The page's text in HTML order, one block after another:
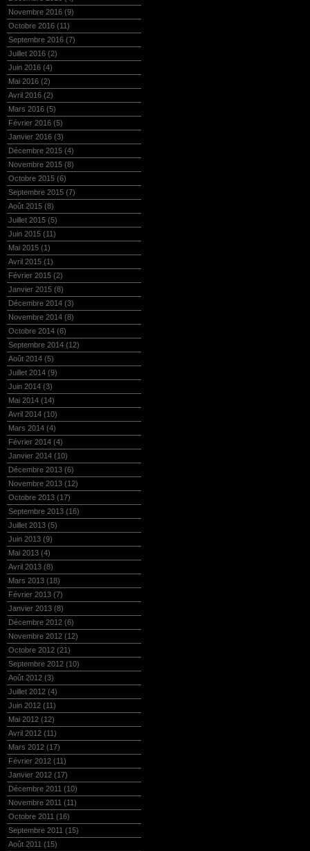
Novembre 2016 (9)
Octobre 2016 (11)
Septembre 2016 (7)
Juillet 2016 (2)
Juin 2016 (4)
Mai 2016 (2)
Avril 2016 (2)
Mars 2016 (5)
Février 2016 (5)
Janvier 2016 (3)
Décembre 2015 (4)
Novembre 2015 (8)
Octobre 2015 (6)
Septembre 2015 (7)
Août 2015 (8)
Juillet 2015 (5)
Juin 2015 (11)
Mai 2015 (1)
Avril 2015 (1)
Février 2015 (2)
Janvier 2015 (8)
Décembre 2014 (3)
Novembre 2014 (8)
Octobre 2014 (6)
Septembre 2014 (12)
Août 2014 (5)
Juillet 2014 (9)
Juin 2014 (3)
Mai 2014 (14)
Avril 2014 (10)
Mars 2014 (4)
Février 2014 (4)
Janvier 2014 (10)
Décembre 2013 (6)
Novembre 2013 (12)
Octobre 2013 (17)
Septembre 2013 (16)
Juillet 2013 (5)
Juin 2013 (9)
Mai 2013 (4)
Avril 2013 (8)
Mars 2013 (18)
Février 2013 (7)
Janvier 2013 (8)
Décembre 2012 (6)
Novembre 2012 (12)
Octobre 2012 (21)
Septembre 2012 (10)
Août 2012 (3)
Juillet 2012 (4)
Juin 2012 (11)
Mai 2012 (12)
Avril 2012 (11)
Mars 2012 (17)
Février 2012 (11)
Janvier 2012 (17)
Décembre 2011 (10)
Novembre 2011 (11)
Octobre 2011 (16)
Septembre 2011 (15)
Août 2011 (15)